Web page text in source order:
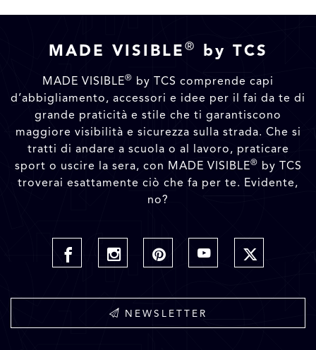
MADE VISIBLE ® by TCS
MADE VISIBLE® by TCS comprende capi
d’abbigliamento, accessori e idee per il fai da te di
grande praticità e stile che ti garantiscono
maggiore visibilità e sicurezza sulla strada. Che si
tratti di andare a scuola o al lavoro, praticare
sport o uscire la sera, con MADE VISIBLE® by TCS
troverai esattamente ciò che fa per te. Evidente,
no?
NEWSLETTER